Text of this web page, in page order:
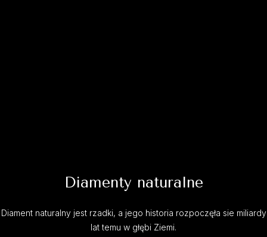
Diamenty naturalne
Diament naturalny jest rzadki, a jego historia rozpoczęła sie miliardy
lat temu w głębi Ziemi.